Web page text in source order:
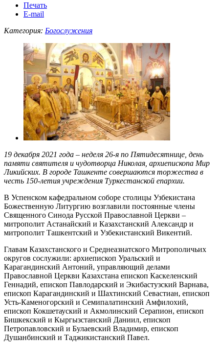
Печать
E-mail
Категория: Богослужения
19 декабря 2021 года – неделя 26-я по Пятидесятнице, день
памяти святителя и чудотворца Николая, архиепископа Мир
Ликийских. В городе Ташкенте совершаются торжества в
честь 150-летия учреждения Туркестанской епархии.
В Успенском кафедральном соборе столицы Узбекистана
Божественную Литургию возглавили постоянные члены
Священного Синода Русской Православной Церкви –
митрополит Астанайский и Казахстанский Александр и
митрополит Ташкентский и Узбекистанский Викентий.
Главам Казахстанского и Среднеазиатского Митрополичьих
округов сослужили: архиепископ Уральский и
Карагандинский Антоний, управляющий делами
Православной Церкви Казахстана епископ Каскеленский
Геннадий, епископ Павлодарский и Экибастузский Варнава,
епископ Карагандинский и Шахтинский Севастиан, епископ
Усть-Каменогорский и Семипалатинский Амфилохий,
епископ Кокшетауский и Акмолинский Серапион, епископ
Бишкекский и Кыргызстанский Даниил, епископ
Петропавловский и Булаевский Владимир, епископ
Душанбинский и Таджикистанский Павел.